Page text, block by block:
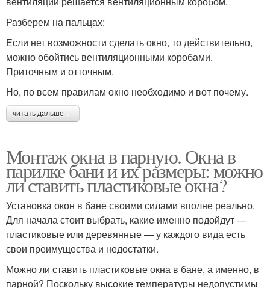
Разберем на пальцах:
Если нет возможности сделать окно, то действительно,
можно обойтись вентиляционными коробами.
Приточным и отточным.
Но, по всем правилам окно необходимо и вот почему.
читать дальше →
Монтаж окна в парную. Окна в
парилке бани и их размеры: можно
ли ставить пластиковые окна?
Установка окон в бане своими силами вполне реально.
Для начала стоит выбрать, какие именно подойдут —
пластиковые или деревянные — у каждого вида есть
свои преимущества и недостатки.
Можно ли ставить пластиковые окна в бане, а именно, в
парной? Поскольку высокие температуры недопустимы